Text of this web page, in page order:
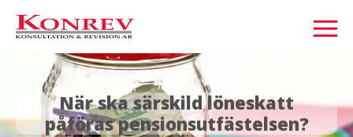
När ska särskild löneskatt
påföras pensionsutfästelsen?